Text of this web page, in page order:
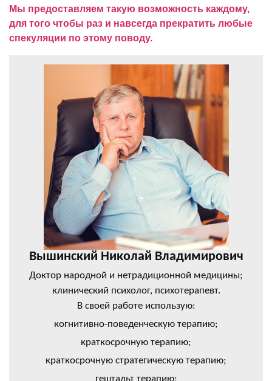
Мы предоставляем такую возможность каждому,
для того чтобы раз и навсегда прекратить любые
спекуляции по этому поводу.
Вышинский Николай Владимирович
Доктор народной и нетрадиционной медицины;
клинический психолог, психотерапевт.
В своей работе использую:
когнитивно-поведенческую терапию;
краткосрочную терапию;
краткосрочную стратегическую терапию;
гештальт терапию;